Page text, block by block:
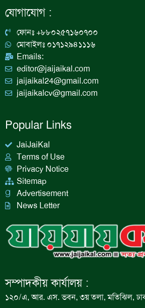
b
o
a
g
a
m
n
যোগাযোগ :
ফোনঃ +৮৮০২৫৭১৬০৭০০
মোবাইলঃ ০১৭১২৯৪১১১৬
Emails:
editor@jaijaikal.com
jaijaikal24@gmail.com
jaijaikalcv@gmail.com
Popular Links
JaiJaiKal
Terms of Use
Privacy Notice
Sitemap
Advertisement
News Letter
সম্পাদকীয় কার্যালয় :
১২০/এ, আর. এস. ভবন, ৩য় তলা, মতিঝিল,